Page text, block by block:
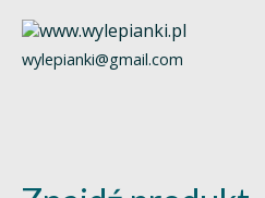
wylepianki@gmail.com